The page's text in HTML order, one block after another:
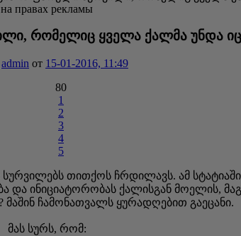
на правах рекламы
რომელიც ყველა ქალმა უნდა
admin от 15-01-2016, 11:49
80
1
2
3
4
5
თითქოს ჩრდილავს. ამ
ინიციატორობას ქალისგან მოელის,
მაშინ ჩამონათვალს ყურადღებით გაეცანი.
მას სურს, რომ: